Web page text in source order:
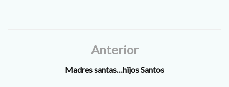
Anterior
Madres santas…hijos Santos